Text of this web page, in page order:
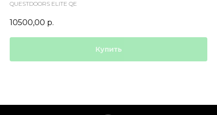
QUESTDOORS ELITE QЕ
10500,00 р.
Купить